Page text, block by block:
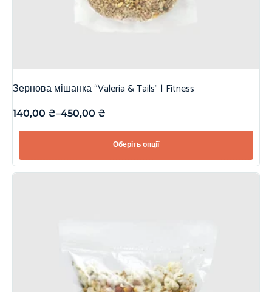
Зернова мішанка “Valeria & Tails” | Fitness
140,00 ₴–450,00 ₴
Оберіть опції